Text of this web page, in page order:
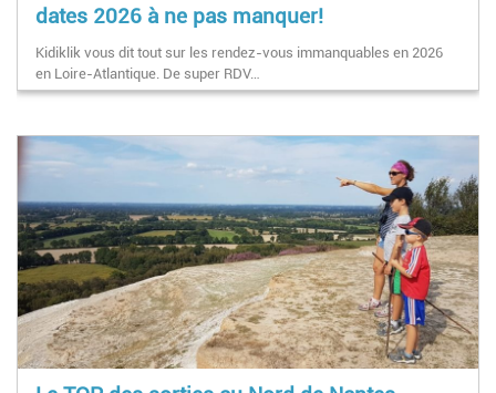
dates 2026 à ne pas manquer!
Kidiklik vous dit tout sur les rendez-vous immanquables en 2026
en Loire-Atlantique. De super RDV…